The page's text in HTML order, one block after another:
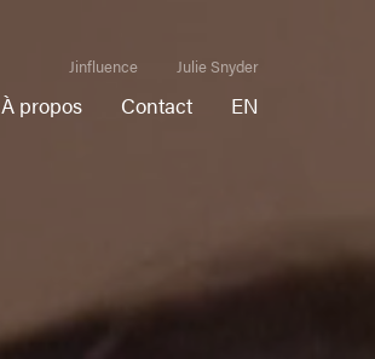
Jinfluence Julie Snyder
À propos Contact EN